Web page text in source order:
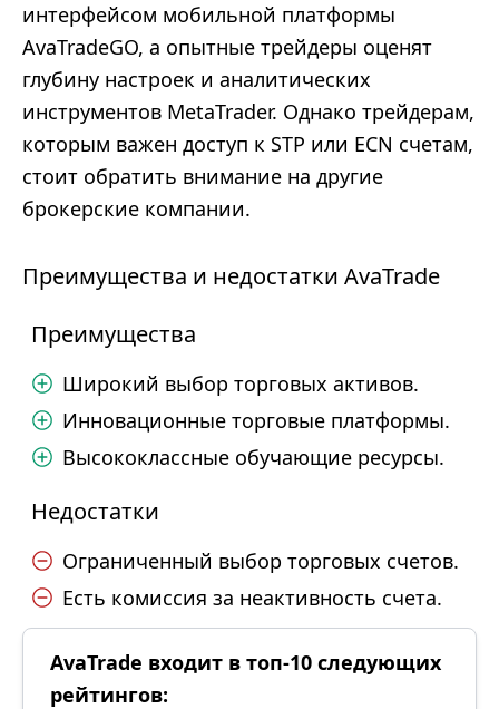
интерфейсом мобильной платформы
AvaTradeGO, а опытные трейдеры оценят
глубину настроек и аналитических
инструментов MetaTrader. Однако трейдерам,
которым важен доступ к STP или ECN счетам,
стоит обратить внимание на другие
брокерские компании.
Преимущества и недостатки AvaTrade
Преимущества
Широкий выбор торговых активов.
Инновационные торговые платформы.
Высококлассные обучающие ресурсы.
Недостатки
Ограниченный выбор торговых счетов.
Есть комиссия за неактивность счета.
AvaTrade входит в топ-10 следующих
рейтингов: